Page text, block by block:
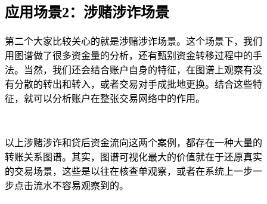
应用场景2：涉赌涉诈场景
第二个大家比较关心的就是涉赌涉诈场景。这个场景下，我们
用图谱做了很多资金量的分析，还有甄别资金转移过程中的手
法。当然，我们还会结合账户自身的特征，在图谱上观察有没
有分散的转出和转入，或者交易对手成批地更换。结合这些特
征，就可以分析账户在整张交易网络中的作用。
以上涉赌涉诈和贷后资金流向这两个案例，都存在一种大量的
转账关系图谱。其实，图谱可视化最大的价值就在于还原真实
的交易场景，这些是以往在核查单观察，或者在系统上一步一
步点击流水不容易观察到的。